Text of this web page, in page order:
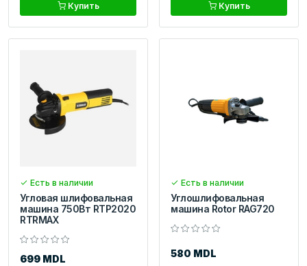
Купить Купить
Есть в наличии
Угловая шлифовальная
машина 750Вт RTP2020
RTRMAX
699 MDL
Есть в наличии
Углошлифовальная
машина Rotor RAG720
580 MDL